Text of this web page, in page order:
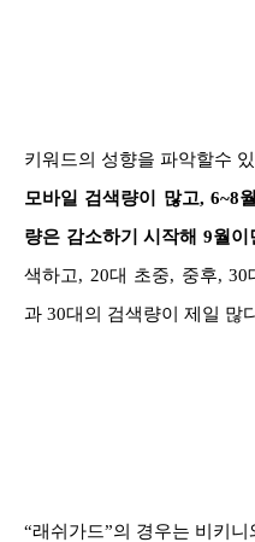
키워드의 성향을 파악할수
모바일 검색량이 많고, 6~8
량은 감소하기 시작해 9월이
색하고, 20대 초중, 중후,
과 30대의 검색량이 제일 많
“래쉬가드”의 경우는 비키